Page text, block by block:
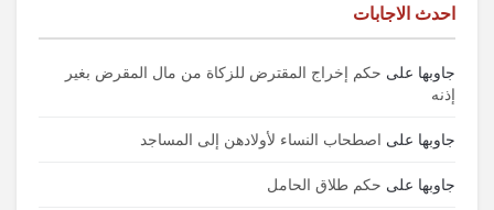
احدث الاجابات
جاوبها على حكم إخراج المقترض للزكاة من مال المقرض بغير
إذنه
جاوبها على اصطحاب النساء لأولادهن إلى المساجد
جاوبها على حكم طلاق الحامل